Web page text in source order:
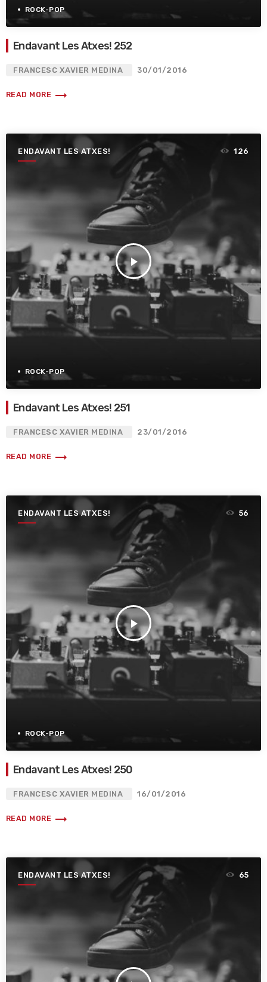
ROCK-POP
Endavant Les Atxes! 252
FRANCESC XAVIER MEDINA 30/01/2016
READ MORE trending_flat
ENDAVANT LES ATXES!
play_arrow
126
ROCK-POP
Endavant Les Atxes! 251
FRANCESC XAVIER MEDINA 23/01/2016
READ MORE trending_flat
ENDAVANT LES ATXES!
play_arrow
56
ROCK-POP
Endavant Les Atxes! 250
FRANCESC XAVIER MEDINA 16/01/2016
READ MORE trending_flat
ENDAVANT LES ATXES! 65